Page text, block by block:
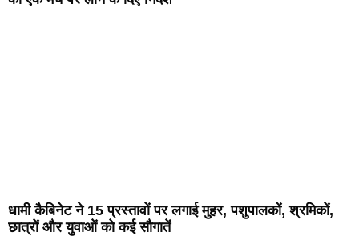
धामी कैबिनेट ने 15 प्रस्तावों पर लगाई मुहर, पशुपालकों, श्रमिकों,
छात्रों और युवाओं को कई सौगातें